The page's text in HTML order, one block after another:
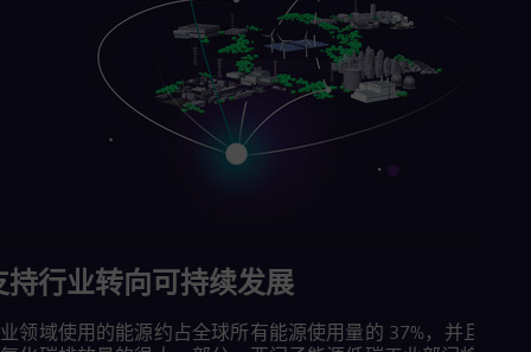
持行业转向可持续发展
领域使用的能源约占全球所有能源使用量的 37%，并且占全